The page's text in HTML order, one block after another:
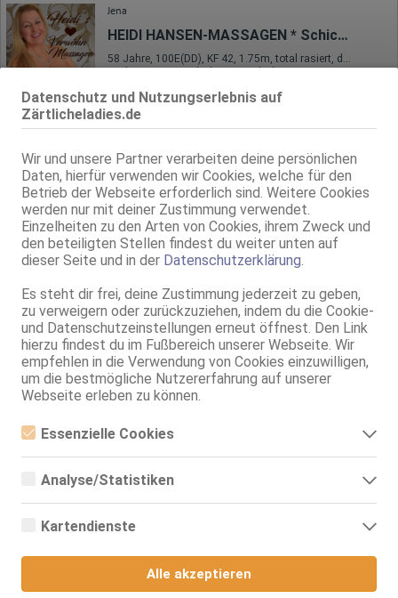
Datenschutz und Nutzungserlebnis auf
Zärtlicheladies.de
Wir und unsere Partner verarbeiten deine persönlichen
Daten, hierfür verwenden wir Cookies, welche für den
Betrieb der Webseite erforderlich sind. Weitere Cookies
werden nur mit deiner Zustimmung verwendet.
Einzelheiten zu den Arten von Cookies, ihrem Zweck und
den beteiligten Stellen findest du weiter unten auf
dieser Seite und in der Datenschutzerklärung.
Es steht dir frei, deine Zustimmung jederzeit zu geben,
zu verweigern oder zurückzuziehen, indem du die Cookie-
und Datenschutzeinstellungen erneut öffnest. Den Link
hierzu findest du im Fußbereich unserer Webseite. Wir
empfehlen in die Verwendung von Cookies einzuwilligen,
um die bestmögliche Nutzererfahrung auf unserer
Webseite erleben zu können.
Essenzielle Cookies
Essenzielle Cookies sind alle notwendigen Cookies, die für den
ermöglicht werden. Die Webseite kann ohne diese Cookies nicht
Analyse/Statistiken
Analyse- bzw. Statistikcookies sind Cookies, die der Analyse der
Zugriffsstatistiken dienen. Sie helfen den Webseiten-Besitzern zu
Informationen anonym gesammelt und gemeldet werden.
Kartendienste
Wenn Sie Google Maps auf unserer Webseite nutzen, können
Alle akzeptieren
Jena
HEIDI HANSEN-MASSAGEN * Schicke Blondine aus Norddeutschland
58 Jahre, 100E(DD), KF 42, 1.75m, total rasiert, deutsch
Jena
Mesa Top Massage
27 Jahre, 75B, KF 34, 1.60m, 60 kg, total rasiert, asiatisch
NSa, Schmu., Kuscheln, DSa, DSp, FAa, Mast., Baden / Duschen
Jena - Ost
Kat, Top Erotikmassage!
75C, KF 34/36, 1.55m, 48 kg, teilrasiert, asiatisch
kein GV, Schmu., Kuscheln, Körperküs., KBp, Mast.
Jena
28 Jahre, 75C, KF 36, 1.58m, teilrasiert, asiatisch